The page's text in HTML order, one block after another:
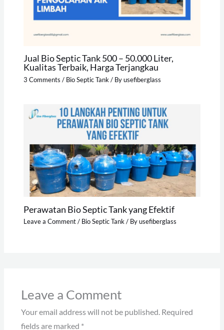
Jual Bio Septic Tank 500 – 50.000 Liter,
Kualitas Terbaik, Harga Terjangkau
3 Comments / Bio Septic Tank/ Byusefiberglass
Perawatan Bio Septic Tank yang Efektif
Leave a Comment/ Bio Septic Tank/ Byusefiberglass
Leave a Comment
Your email address will not be published. Required
fields are marked *